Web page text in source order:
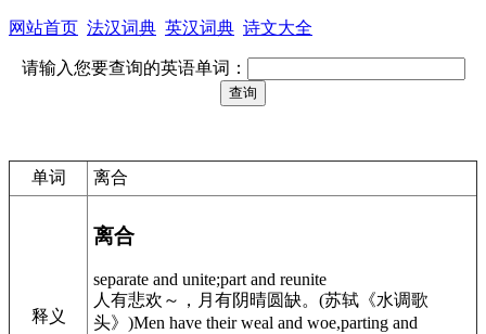
网站首页 法汉词典 英汉词典 诗文大全
请输入您要查询的英语单词：
单词 离合
释义
离合
separate and unite;part and reunite
人有悲欢～，月有阴晴圆缺。(苏轼《水调歌
头》)Men have their weal and woe,parting and